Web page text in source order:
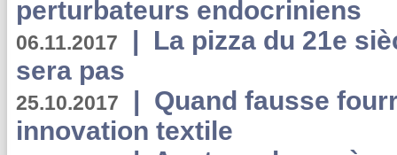
perturbateurs endocriniens
06.11.2017 | La pizza du 21e
sera pas
25.10.2017 | Quand fausse
innovation textile